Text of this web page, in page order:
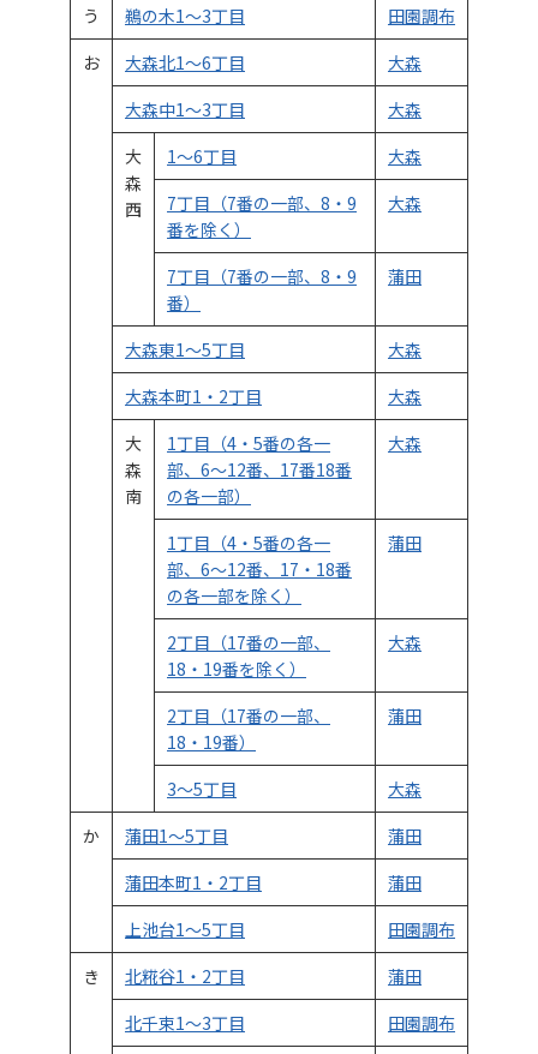
う
鵜の木1～3丁目
田園調布
お
大森北1～6丁目
大森
大森中1～3丁目
大森
大
森
西
1～6丁目
大森
7丁目（7番の一部、8・9
番を除く）
大森
7丁目（7番の一部、8・9
番）
蒲田
大森東1～5丁目
大森
大森本町1・2丁目
大森
大
森
南
1丁目（4・5番の各一
部、6～12番、17番18番
の各一部）
大森
1丁目（4・5番の各一
部、6～12番、17・18番
の各一部を除く）
蒲田
2丁目（17番の一部、
18・19番を除く）
大森
2丁目（17番の一部、
18・19番）
蒲田
3～5丁目
大森
か
蒲田1～5丁目
蒲田
蒲田本町1・2丁目
蒲田
上池台1～5丁目
田園調布
き
北糀谷1・2丁目
蒲田
北千束1～3丁目
田園調布